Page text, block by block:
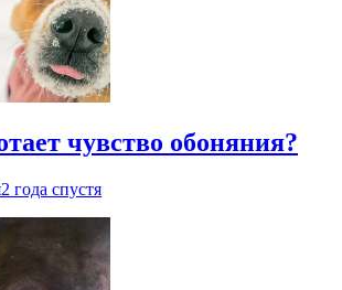
чувство обоняния?
2 года спустя